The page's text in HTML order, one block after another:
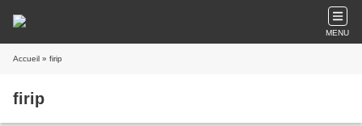
MENU
Accueil » firip
firip